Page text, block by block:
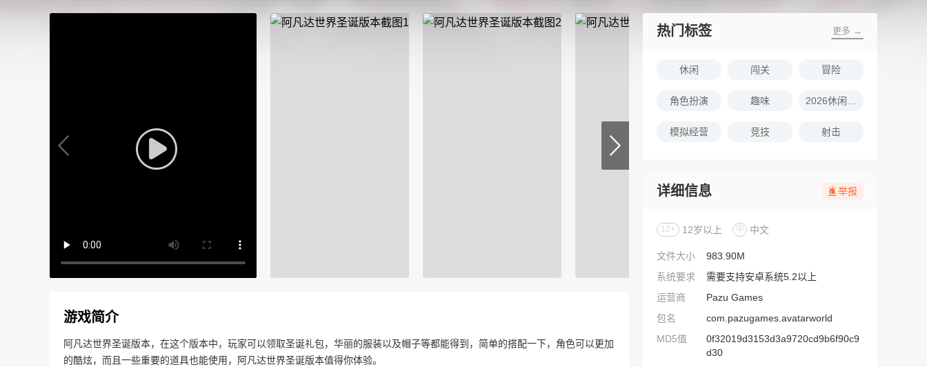
游戏简介
阿凡达世界圣诞版本，在这个版本中，玩家可以领取圣诞礼包，华丽的服装以及帽子等都能得到，简单的搭配一下，角色可以更加
的酷炫，而且一些重要的道具也能使用，阿凡达世界圣诞版本值得你体验。
热门标签 更多 →
休闲 闯关 冒险
角色扮演 趣味
模拟经营 竞技 射击
详细信息 举报
12+ 12岁以上 中 中文
文件大小
983.90M
系统要求
需要支持安卓系统5.2以上
运营商
Pazu Games
包名
com.pazugames.avatarworld
MD5值
0f32019d3153d3a9720cd9b6f90c9
d30